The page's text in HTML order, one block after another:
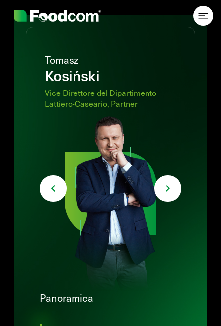
Tomasz
Kosiński
Vice Direttore del Dipartimento
Lattiero-Caseario, Partner
Panoramica